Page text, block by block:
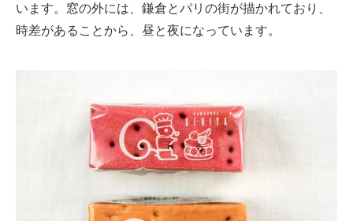
います。窓の外には、鎌倉とパリの街が描かれており、
時差があることから、昼と夜になっています。